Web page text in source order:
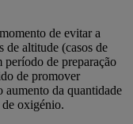
de evitar a
de altitude (casos de
de preparação
de promover
aumento da quantidade
oxigénio.